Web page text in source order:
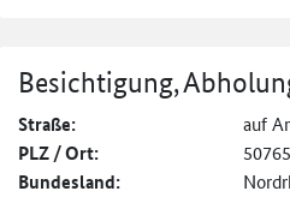
Besichtigung,
Straße: auf
PLZ / Ort:
Bundesland: